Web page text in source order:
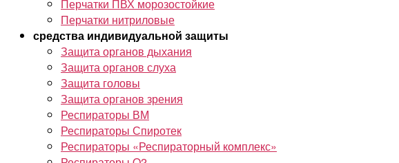
Перчатки ПВХ морозостойкие
Перчатки нитриловые
средства индивидуальной защиты
Защита органов дыхания
Защита органов слуха
Защита головы
Защита органов зрения
Респираторы ВМ
Респираторы Спиротек
Респираторы «Респираторный комплекс»